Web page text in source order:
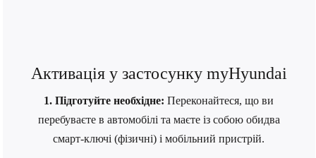
Активація у застосунку myHyundai
1. Підготуйте необхідне: Переконайтеся, що ви
перебуваєте в автомобілі та маєте із собою обидва
смарт-ключі (фізичні) і мобільний пристрій.